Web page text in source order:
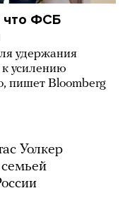
что ФСБ
удержания
к усилению
пишет Bloomberg
Уолкер
семьей